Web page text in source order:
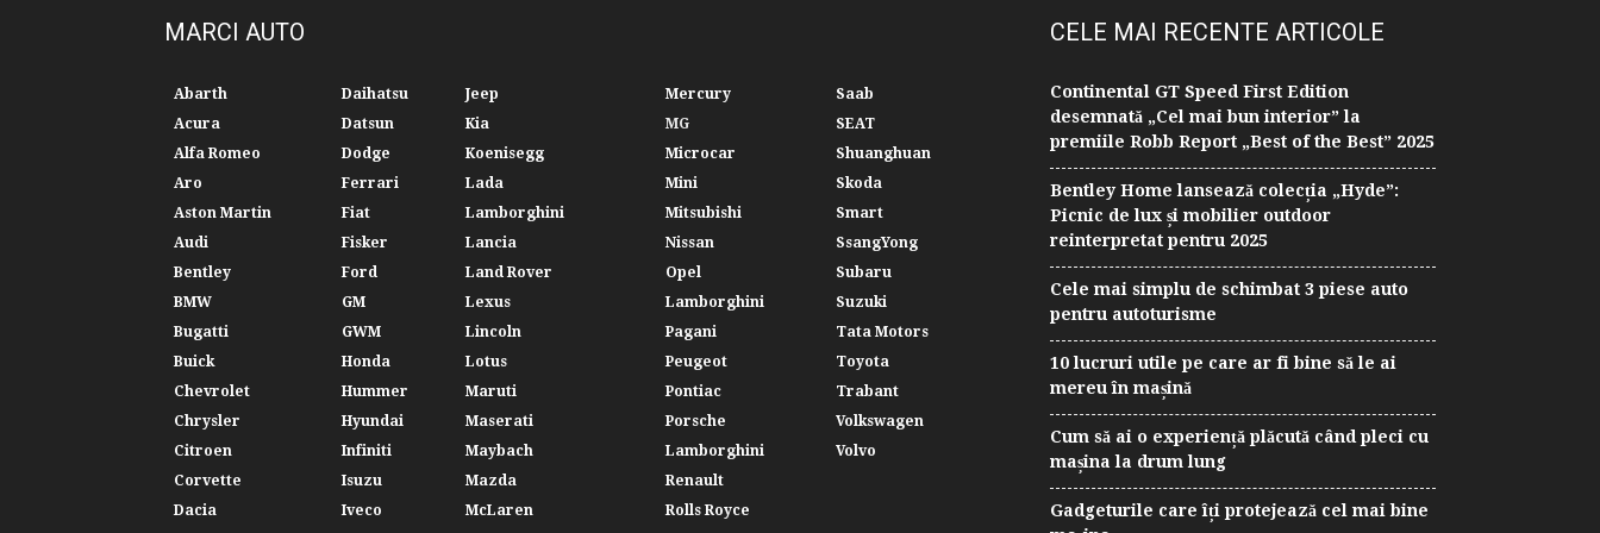
MARCI AUTO
Abarth Daihatsu Jeep Mercury
Saab
Acura
Datsun Kia MG
SEAT
Alfa Romeo
Dodge Koenisegg Microcar
Shuanghuan
Aro
Ferrari Lada Mini
Skoda
Aston Martin
Fiat Lamborghini Mitsubishi
Smart
Audi
Fisker Lancia Nissan
SsangYong
Bentley
Ford Land Rover Opel
Subaru
BMW
GM Lexus Lamborghini
Suzuki
Bugatti
GWM Lincoln Pagani
Tata Motors
Buick
Honda Lotus Peugeot
Toyota
Chevrolet
Hummer Maruti Pontiac
Trabant
Chrysler
Hyundai Maserati Porsche
Volkswagen
Citroen
Infiniti Maybach Lamborghini
Volvo
Corvette
Isuzu Mazda
Renault
Dacia
Iveco McLaren
Rolls Royce
CELE MAI RECENTE ARTICOLE
Continental GT Speed First Edition
desemnată „Cel mai bun interior” la
premiile Robb Report „Best of the Best” 2025
Bentley Home lansează colecția „Hyde”:
Picnic de lux și mobilier outdoor
reinterpretat pentru 2025
Cele mai simplu de schimbat 3 piese auto
pentru autoturisme
10 lucruri utile pe care ar fi bine să le ai
mereu în mașină
Cum să ai o experiență plăcută când pleci cu
mașina la drum lung
Gadgeturile care îți protejează cel mai bine